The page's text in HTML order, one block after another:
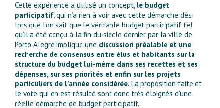
Cette expérience a utilisé un concept, le budget
participatif, qui n’a rien à voir avec cette démarche dès
lors que l’on sait que le véritable budget participatif tel
qu’il a été conçu à la fin du siècle dernier par la ville de
Porto Alegre implique une discussion préalable et une
recherche de consensus entre élus et habitants sur la
structure du budget lui-même dans ses recettes et ses
dépenses, sur ses priorités et enfin sur les projets
particuliers de l’année considérée. La proposition faite et
le vote qui en est résulté sont donc très éloignés d’une
réelle démarche de budget participatif.